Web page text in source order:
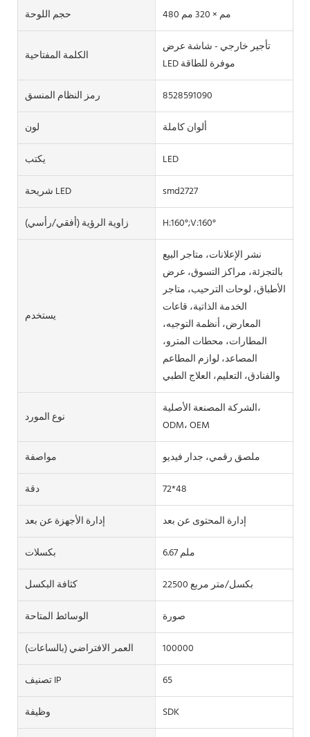
حجم اللوحة
480 مم × 320 مم
الكلمة المفتاحية
تأجير خارجي - شاشة عرض
LED موفرة للطاقة
رمز النظام المنسق
8528591090
لون
ألوان كاملة
يكتب
LED
شريحة LED
smd2727
زاوية الرؤية (أفقي/رأسي)
H:160°;V:160°
يستخدم
نشر الإعلانات، متاجر البيع
بالتجزئة، مراكز التسوق، عرض
الأطباق، لوحات الترحيب، متاجر
الخدمة الذاتية، قاعات
المعارض، أنظمة التوجيه،
المطارات، محطات المترو،
المصاعد، لوازم المطاعم
والفنادق، التعليم، العلاج الطبي
نوع المورد
الشركة المصنعة الأصلية،
ODM، OEM
مواصفة
ملصق رقمي، جدار فيديو
دقة
72*48
إدارة الأجهزة عن بعد
إدارة المحتوى عن بعد
بكسلات
6.67 ملم
كثافة البكسل
22500 بكسل/متر مربع
الوسائط المتاحة
صورة
العمر الافتراضي (بالساعات)
100000
تصنيف IP
65
وظيفة
SDK